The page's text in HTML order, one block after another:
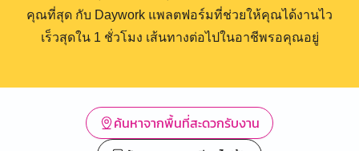
คุณที่สุด กับ Daywork แพลตฟอร์มที่ช่วยให้คุณได้งานไว
เร็วสุดใน 1 ชั่วโมง เส้นทางต่อไปในอาชีพรอคุณอยู่
ค้นหาจากพื้นที่สะดวกรับงาน